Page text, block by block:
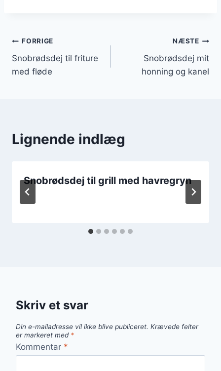
Indlægsnavigation
FORRIGE
Snobrødsdej til friture
med fløde
NÆSTE
Snobrødsdej mit
honning og kanel
Lignende indlæg
Snobrødsdej til grill med havregryn
Skriv et svar
Din e-mailadresse vil ikke blive publiceret. Krævede felter
er markeret med *
Kommentar *